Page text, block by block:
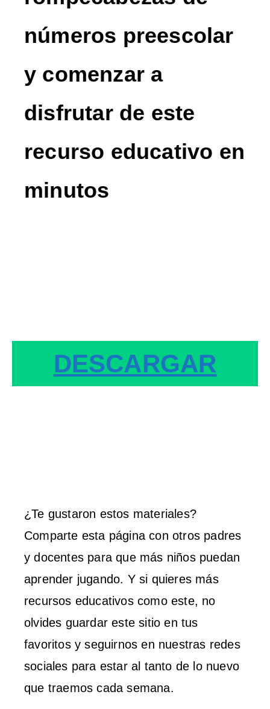
números preescolar
y comenzar a
disfrutar de este
recurso educativo en
minutos
DESCARGAR
¿Te gustaron estos materiales?
Comparte esta página con otros padres
y docentes para que más niños puedan
aprender jugando. Y si quieres más
recursos educativos como este, no
olvides guardar este sitio en tus
favoritos y seguirnos en nuestras redes
sociales para estar al tanto de lo nuevo
que traemos cada semana.